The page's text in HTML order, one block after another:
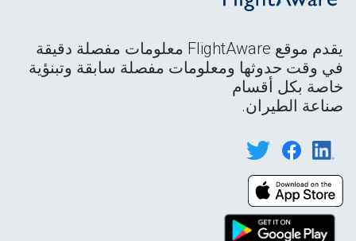
يقدم موقع FlightAware معلومات مفصلة دقيقة
في وقت حدوثها ومعلومات مفصلة سابقة وتبنؤية
خاصة بكل أقسام
صناعة الطيران.